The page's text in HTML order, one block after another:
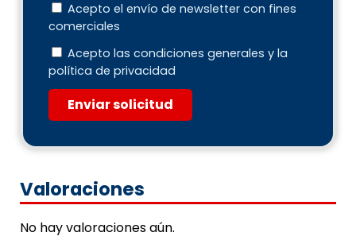
Acepto el envío de newsletter con fines
comerciales
Acepto las condiciones generales y la
política de privacidad
Enviar solicitud
Valoraciones
No hay valoraciones aún.